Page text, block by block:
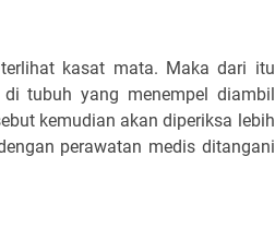
kasat mata. Maka dari itu
tubuh yang menempel diambil
kemudian akan diperiksa lebih
perawatan medis ditangani